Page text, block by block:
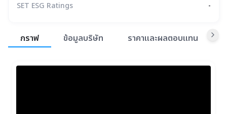
SET ESG Ratings
-
กราฟ
ข้อมูลบริษัท ราคาและผลตอบแทน